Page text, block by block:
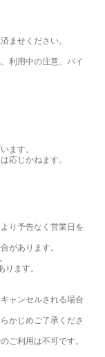
ませください。
利用中の注意、バイ
ます。
応じかねます。
り予告なく営業日を
があります。
ます。
ャンセルされる場合
かじめご了承くださ
ご利用は不可です。